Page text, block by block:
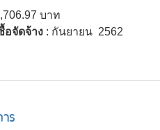
บาท
อจัดจ้าง : กันยายน 2562
ร